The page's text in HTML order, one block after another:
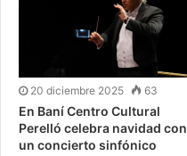
20 diciembre 2025 63
En Baní Centro Cultural
Perelló celebra navidad con
un concierto sinfónico